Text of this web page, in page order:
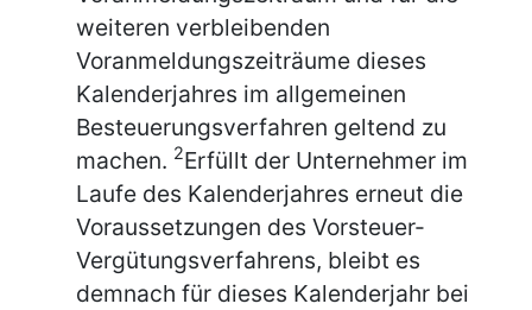
weiteren verbleibenden
Voranmeldungszeiträume dieses
Kalenderjahres im allgemeinen
Besteuerungsverfahren geltend zu
machen. 2Erfüllt der Unternehmer im
Laufe des Kalenderjahres erneut die
Voraussetzungen des Vorsteuer-
Vergütungsverfahrens, bleibt es
demnach für dieses Kalenderjahr bei